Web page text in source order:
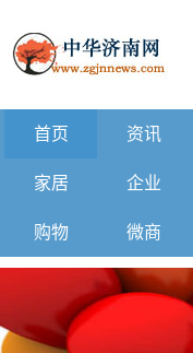
首页 资讯
家居 企业
购物 微商